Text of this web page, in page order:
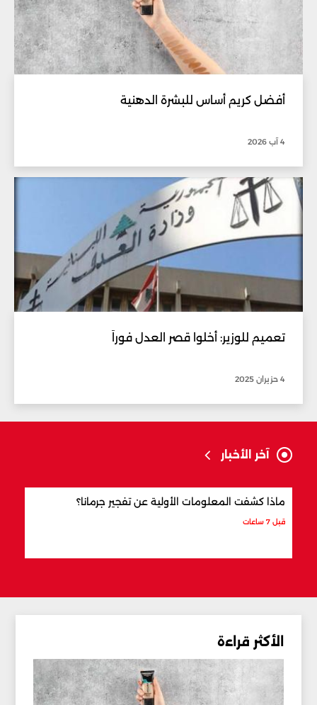
أفضل كريم أساس للبشرة الدهنية
4 آب 2026
تعميم للوزير: أخلوا قصر العدل فوراً
4 حزيران 2025
آخر الأخبار
ماذا كشفت المعلومات الأولية عن تفجير جرمانا؟
قبل 7 ساعات
الأكثر قراءة